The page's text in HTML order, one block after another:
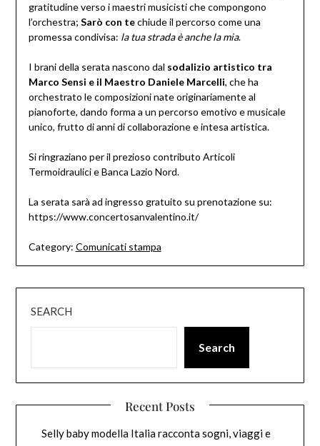
gratitudine verso i maestri musicisti che compongono
l’orchestra; Sarò con techiude il percorso come una
promessa condivisa: la tua strada è anche la mia.
I brani della serata nascono dal sodalizio artistico tra
Marco Sensi e il Maestro Daniele Marcelli, che ha
orchestrato le composizioni nate originariamente al
pianoforte, dando forma a un percorso emotivo e musicale
unico, frutto di anni di collaborazione e intesa artistica.
Si ringraziano per il prezioso contributo Articoli
Termoidraulici e Banca Lazio Nord.
La serata sarà ad ingresso gratuito su prenotazione su:
https://www.concertosanvalentino.it/
Category: Comunicati stampa
SEARCH
Search
Recent Posts
Selly baby modella Italia racconta sogni, viaggi e